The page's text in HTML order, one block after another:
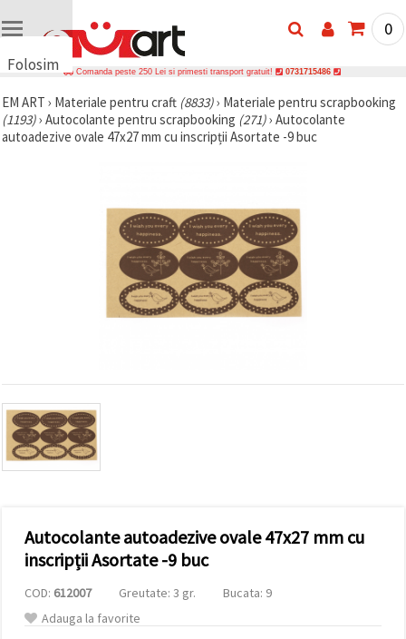
Folosim
uri
🍪 Folosim
cookie-uri
afișa
conținut și
reclame
mai
relevante,
analiză și
marketing.
acord să
utilizați
toate
cookie -
0
Comanda peste 250 Lei si primesti transport gratuit! 0731715486
EM ART › Materiale pentru craft (8833)› Materiale pentru scrapbooking
(1193)› Autocolante pentru scrapbooking (271)› Autocolante
autoadezive ovale 47x27 mm cu inscripții Asortate -9 buc
Autocolante autoadezive ovale 47x27 mm cu
inscripții Asortate -9 buc
COD: 612007 Greutate: 3 gr.
Bucata: 9
Adauga la favorite